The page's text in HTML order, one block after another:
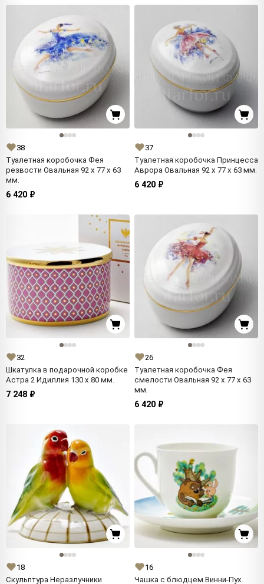
38
Туалетная коробочка Фея
резвости Овальная 92 x 77 x 63
мм.
6 420 ₽
37
Туалетная коробочка Принцесса
Аврора Овальная 92 x 77 x 63 мм.
6 420 ₽
32
Шкатулка в подарочной коробке
Астра 2 Идиллия 130 x 80 мм.
7 248 ₽
26
Туалетная коробочка Фея
смелости Овальная 92 x 77 x 63
мм.
6 420 ₽
18
Скульптура Неразлучники
16
Чашка с блюдцем Винни-Пух.